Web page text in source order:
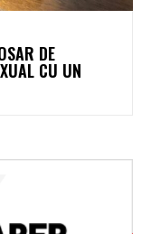
DE
CU UN